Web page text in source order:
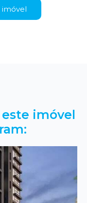
imóvel
este imóvel